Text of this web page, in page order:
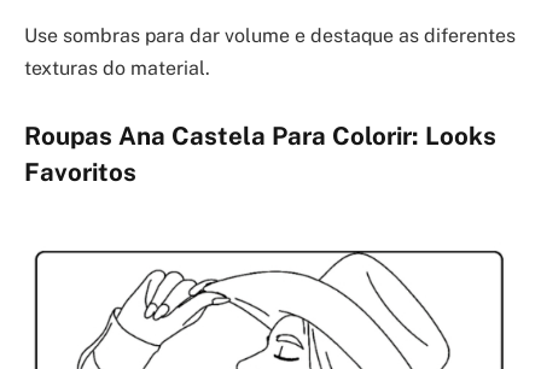
Use sombras para dar volume e destaque as diferentes
texturas do material.
Roupas Ana Castela Para Colorir: Looks
Favoritos